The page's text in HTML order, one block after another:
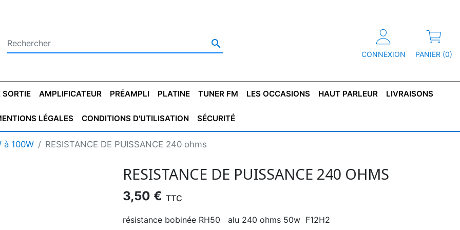

CONNEXION PANIER (0)
CONDENSATEUR
STYROFLEX
CONDENSATEUR
CONDENSATEUR
TRANSFO DE SORTIE
TRANSFO LINE
AMPLIFICATEUR PRÉAMPLI PLATINE TUNER FM LES OCCASIONS
PLATINES VINYLES MAGNÉTOPHONE TUNER
HAUT PARLEUR LIVRAISONS
LÉGALES CONDITIONS D'UTILISATION SÉCURITÉ
à 100W RESISTANCE DE PUISSANCE 240 ohms
RESISTANCE DE PUISSANCE 240 OHMS
3,50 € TTC
résistance bobinée RH50 alu 240 ohms 50w F12H2